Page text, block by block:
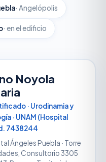
· Angelópolis
· en el edificio
Noyola
· Urodinamia y
· UNAM (Hospital
7438244
Ángeles Puebla · Torre
Consultorio 3305